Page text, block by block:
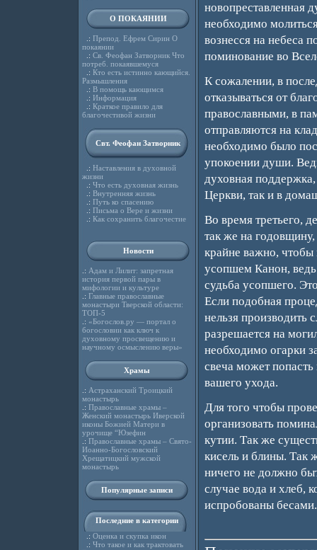
О ПОКАЯНИИ
.: Препод. Ефрем Сирин О
покаянии
.: Св. Феофан Затворник Что
потреб. покаявшемуся
.: Кто есть истинно кающийся.
Размышления
.: В помощь кающимся
.: Информация
.: Краткое правило для
благочестивой жизни
Свт. Феофан Затворник
.: Наставления в духовной
жизни
.: Что есть духовная жизнь
.: Внутренняя жизнь
.: Путь ко спасению
.: Письма о Вере и жизни
.: Как сохранить благочестие
Новости
.: Адам и Лилит: запретная
история первой пары в
мифологии и культуре
.: Главные православные
монастыри Тверской области:
ТОП-5
.: «Богослов.ру — портал о
богословии как ключ к
духовному просвещению и
научному осмыслению веры»
Храмы
.: Астраханский Троицкий
монастырь
.: Православные храмы –
Женский монастырь Иверской
иконы Божией Матери в
урочище “Юзефин
.: Православные храмы – Свято-
Иоанно-Богословский
Хрещатицкий мужской
монастырь
Популярные записи
Последние в категории
.: Оценка и скупка икон
.: Что такое и как трактовать
новопреставленная
необходимо
вознесся на небеса
поминование во
К сожалении, в
отказываться от
православными, в
отправляются на
необходимо было
упокоении души.
духовная
Церкви, так и в
Во время третьего,
так же на
крайне важно, чтобы
усопшем Канон,
судьба усопшего.
Если подобная
нельзя производить
разрешается на
необходимо огарки
свеча может
вашего ухода.
Для того чтобы
организовать
кутии. Так же
кисель и блины. Так
ничего не должно
случае вода и хлеб,
испробованы бесами.